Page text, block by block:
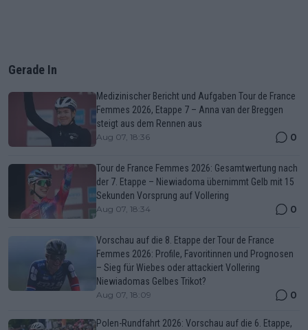
Gerade In
Medizinischer Bericht und Aufgaben Tour de France
Femmes 2026, Etappe 7 – Anna van der Breggen
steigt aus dem Rennen aus
Aug 07, 18:36 0
Tour de France Femmes 2026: Gesamtwertung nach
der 7. Etappe – Niewiadoma übernimmt Gelb mit 15
Sekunden Vorsprung auf Vollering
Aug 07, 18:34 0
Vorschau auf die 8. Etappe der Tour de France
Femmes 2026: Profile, Favoritinnen und Prognosen
– Sieg für Wiebes oder attackiert Vollering
Niewiadomas Gelbes Trikot?
Aug 07, 18:09 0
Polen-Rundfahrt 2026: Vorschau auf die 6. Etappe,